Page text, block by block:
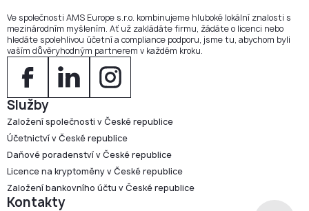
Ve společnosti AMS Europe s.r.o. kombinujeme hluboké lokální znalosti s
mezinárodním myšlením. Ať už zakládáte firmu, žádáte o licenci nebo
hledáte spolehlivou účetní a compliance podporu, jsme tu, abychom byli
vaším důvěryhodným partnerem v každém kroku.
Služby
Založení společnosti v České republice
Účetnictví v České republice
Daňové poradenství v České republice
Licence na kryptoměny v České republice
Založení bankovního účtu v České republice
Kontakty